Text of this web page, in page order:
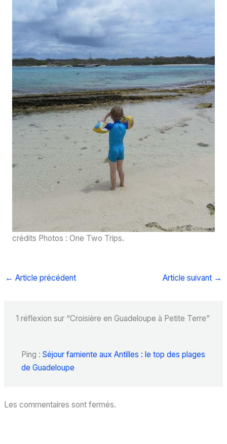
crédits Photos : One Two Trips.
← Article précédent Article suivant →
1 réflexion sur “Croisière en Guadeloupe à Petite Terre”
Ping : Séjour farniente aux Antilles : le top des plages
de Guadeloupe
Les commentaires sont fermés.